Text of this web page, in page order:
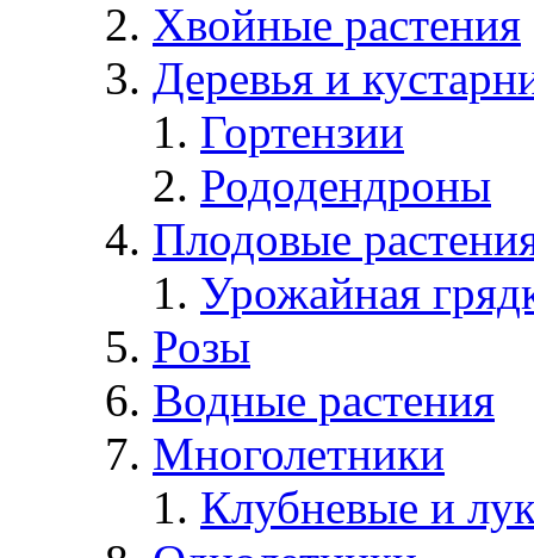
Хвойные растения
Деревья и
Гортензии
Рододендроны
Плодовые
Урожайная
Розы
Водные растения
Многолетники
Клубневые и